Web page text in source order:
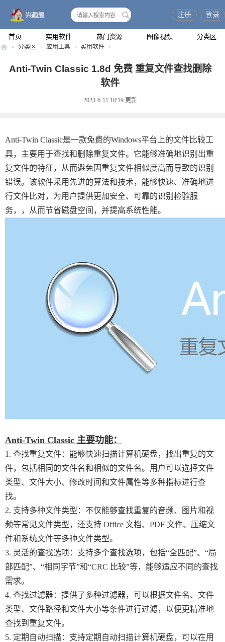
首页 实用软件 热门资源 图像视频 分类区
注册 登录
» 分类区 › 应用工具 › 实用软件 ›
Anti-Twin Classic 1.8d 免费 重复文件查找删除
软件
2023-6-11 18:19 更新
Anti-Twin Classic是一款免费的Windows平台上的文件比较工
具，主要用于查找和删除重复文件。它能够准确地识别出重
复文件的特征，从而避免因重复文件相似度高而导致的识别
错误。该软件采用先进的算法和技术，能够快速、准确地进
行文件比对，为用户提供更加安全、可靠的识别检验服
务，，从而节省磁盘空间，并提高系统性能。
Anti-Twin Classic 主要功能：
1. 查找重复文件：能够快速扫描计算机硬盘，找出重复的文
件，包括相同的文件名和相似的文件名。用户可以选择文件
类型、文件大小、修改时间和文件属性等多种指标进行查
找。
2. 支持多种文件类型：不仅能够查找重复的音频、图片和视
频等常见文件类型，还支持 Office 文档、PDF 文件、压缩文
件和系统文件等多种文件类型。
3. 灵活的查找选项：支持多个查找选项，包括“全匹配”、“局
部匹配”、“相同字节”和“CRC 比较”等，能够适应不同的查找
需求。
4. 查找过滤器：提供了多种过滤器，可以根据文件名、文件
类型、文件路径和文件大小等条件进行过滤，以便更精准地
查找到重复文件。
5. 定期自动扫描：支持定期自动扫描计算机硬盘，可以在用